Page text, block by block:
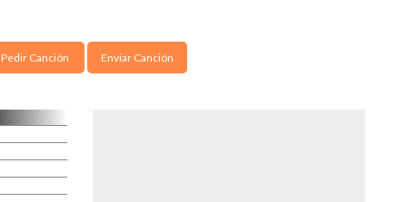
Pedir Canción Enviar Canción